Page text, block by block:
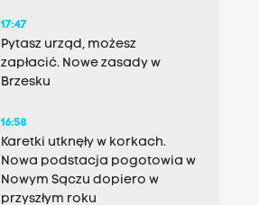
17:47
Pytasz urząd, możesz
zapłacić. Nowe zasady w
Brzesku
16:58
Karetki utknęły w korkach.
Nowa podstacja pogotowia w
Nowym Sączu dopiero w
przyszłym roku